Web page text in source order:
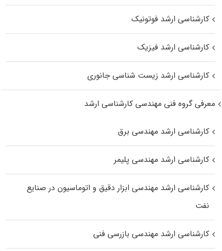
کارشناسی ارشد فوتونیک
کارشناسی ارشد فیزیک
کارشناسی ارشد زیست‌ شناسی جانوری
معرفی گروه فنی مهندسی کارشناسی ارشد
کارشناسی ارشد مهندسی برق
کارشناسی ارشد مهندسی پلیمر
کارشناسی ارشد مهندسی ابزار دقیق و اتوماسیون در صنایع
نفت
کارشناسی ارشد مهندسی بازرسی فنی